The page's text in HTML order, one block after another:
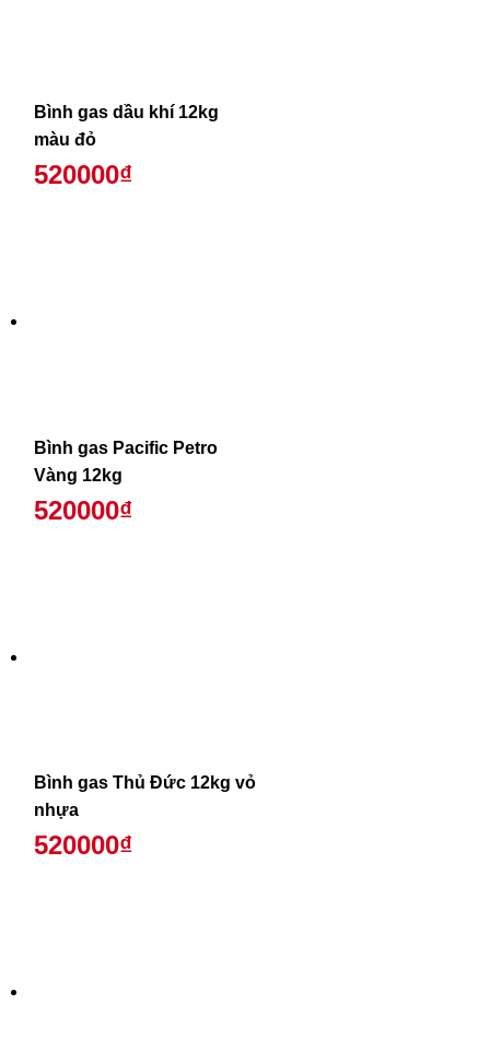
Bình gas dầu khí 12kg
màu đỏ
520000₫
Bình gas Pacific Petro
Vàng 12kg
520000₫
Bình gas Thủ Đức 12kg vỏ
nhựa
520000₫